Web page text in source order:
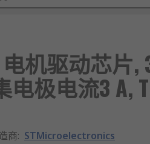
机驱动芯片,
极电流3 A,
商: STMicroelectronics